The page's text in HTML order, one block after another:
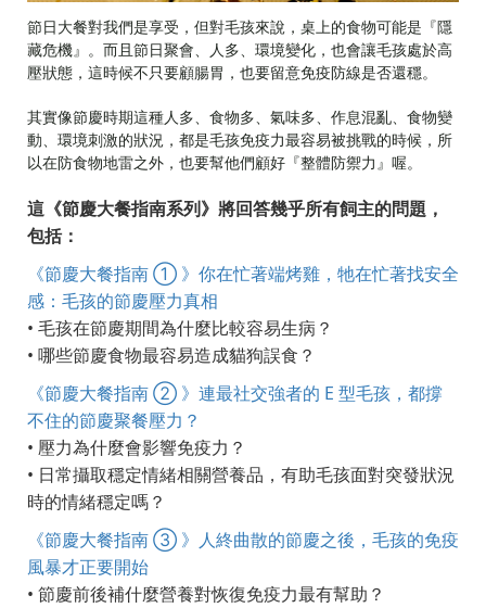
節日大餐對我們是享受，但對毛孩來說，桌上的食物可能是『隱
藏危機』。而且節日聚會、人多、環境變化，也會讓毛孩處於高
壓狀態，這時候不只要顧腸胃，也要留意免疫防線是否還穩。
其實像節慶時期這種人多、食物多、氣味多、作息混亂、食物變
動、環境刺激的狀況，都是毛孩免疫力最容易被挑戰的時候，所
以在防食物地雷之外，也要幫他們顧好『整體防禦力』喔。
這《節慶大餐指南系列》將回答幾乎所有飼主的問題，
包括：
《節慶大餐指南 ① 》你在忙著端烤雞，牠在忙著找安全
感：毛孩的節慶壓力真相
• 毛孩在節慶期間為什麼比較容易生病？
• 哪些節慶食物最容易造成貓狗誤食？
《節慶大餐指南 ② 》連最社交強者的 E 型毛孩，都撐
不住的節慶聚餐壓力？
• 壓力為什麼會影響免疫力？
• 日常攝取穩定情緒相關營養品，有助毛孩面對突發狀況
時的情緒穩定嗎？
《節慶大餐指南 ③ 》人終曲散的節慶之後，毛孩的免疫
風暴才正要開始
• 節慶前後補什麼營養對恢復免疫力最有幫助？